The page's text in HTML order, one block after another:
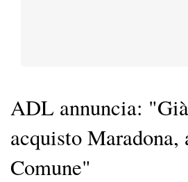
ADL annuncia:
acquisto
Comune"